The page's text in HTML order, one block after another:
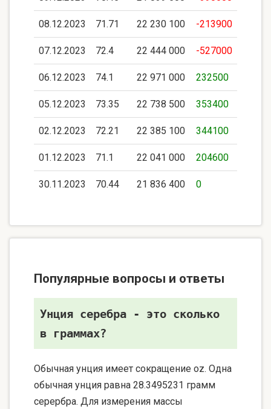
08.12.2023 71.71 22 230 100 -213900
07.12.2023 72.4 22 444 000 -527000
06.12.2023 74.1 22 971 000 232500
05.12.2023 73.35 22 738 500 353400
02.12.2023 72.21 22 385 100 344100
01.12.2023 71.1 22 041 000 204600
30.11.2023 70.44 21 836 400 0
Популярные вопросы и ответы
Унция серебра - это сколько
в граммах?
Обычная унция имеет сокращение oz. Одна
обычная унция равна 28.3495231 грамм
серербра. Для измерения массы